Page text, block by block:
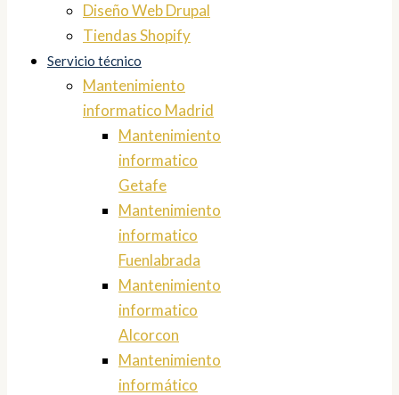
Diseño Web Drupal
Tiendas Shopify
Servicio técnico
Mantenimiento
informatico Madrid
Mantenimiento
informatico
Getafe
Mantenimiento
informatico
Fuenlabrada
Mantenimiento
informatico
Alcorcon
Mantenimiento
informático